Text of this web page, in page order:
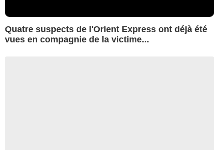
Quatre suspects de l'Orient Express ont déjà été
vues en compagnie de la victime...